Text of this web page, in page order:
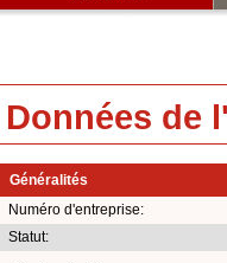
Données de
Généralités
Numéro d'entreprise:
Statut: